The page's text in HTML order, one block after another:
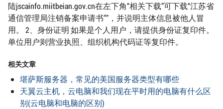
陆jscainfo.miitbeian.gov.cn在左下角“相关下载”可下载“江苏省
通信管理局注销备案申请书””，并说明主体信息被他人冒
用。 2、身份证明 如果是个人用户，请提供身份证复印件。
单位用户则营业执照、组织机构代码证等复印件。
相关文章
堪萨斯服务器，常见的美国服务器类型有哪些
天翼云主机，云电脑和我们现在平时用的电脑有什么区
别(云电脑和电脑的区别)